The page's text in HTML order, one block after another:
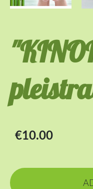
€10.00